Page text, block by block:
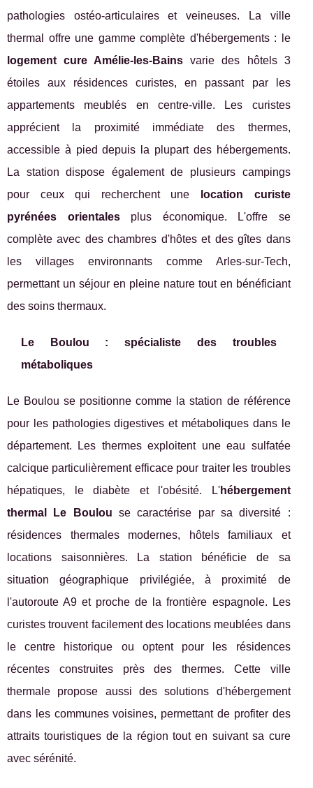
pathologies ostéo-articulaires et veineuses. La ville
thermal offre une gamme complète d'hébergements : le
logement cure Amélie-les-Bains varie des hôtels 3
étoiles aux résidences curistes, en passant par les
appartements meublés en centre-ville. Les curistes
apprécient la proximité immédiate des thermes,
accessible à pied depuis la plupart des hébergements.
La station dispose également de plusieurs campings
pour ceux qui recherchent une
location curiste
pyrénées orientalesplus économique. L'offre se
complète avec des chambres d'hôtes et des gîtes dans
les villages environnants comme Arles-sur-Tech,
permettant un séjour en pleine nature tout en bénéficiant
des soins thermaux.
Le Boulou : spécialiste des troubles
métaboliques
Le Boulou se positionne comme la station de référence
pour les pathologies digestives et métaboliques dans le
département. Les thermes exploitent une eau sulfatée
calcique particulièrement efficace pour traiter les troubles
hépatiques, le diabète et l'obésité. L'hébergement
thermal Le Boulou se caractérise par sa diversité :
résidences thermales modernes, hôtels familiaux et
locations saisonnières. La station bénéficie de sa
situation géographique privilégiée, à proximité de
l'autoroute A9 et proche de la frontière espagnole. Les
curistes trouvent facilement des locations meublées dans
le centre historique ou optent pour les résidences
récentes construites près des thermes. Cette ville
thermale propose aussi des solutions d'hébergement
dans les communes voisines, permettant de profiter des
attraits touristiques de la région tout en suivant sa cure
avec sérénité.